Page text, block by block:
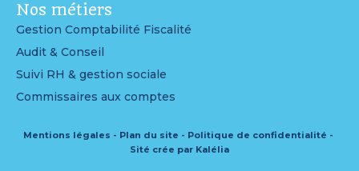
Nos métiers
Gestion Comptabilité Fiscalité
Audit & Conseil
Suivi RH & gestion sociale
Commissaires aux comptes
Mentions légales Plan du site
Politique de confidentialité
Sité crée par Kalélia